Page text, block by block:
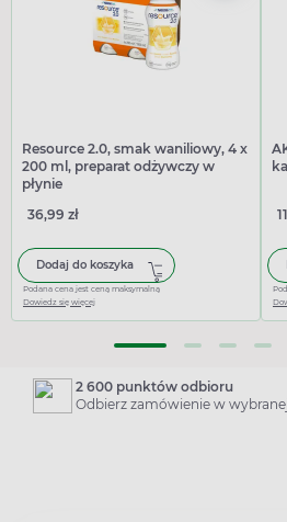
Resource 2.0, smak waniliowy, 4 x
200 ml, preparat odżywczy w
płynie
36,99 zł
Dodaj do koszyka
Podana cena jest ceną maksymalną
Dowiedz się więcej
2 600 punktów odbioru
Odbierz zamówienie w